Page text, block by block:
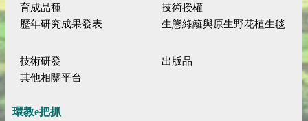
育成品種
技術授權
歷年研究成果發表
生態綠籬與原生野花植生毯
技術研發
出版品
其他相關平台
環教e把抓